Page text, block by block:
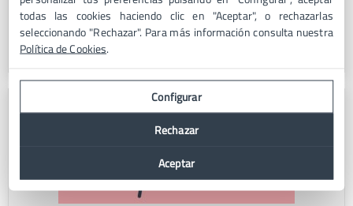
migración gratis y soporte técnico 24x7.
todas las cookies haciendo clic en "Aceptar", o rechazarlas
seleccionando "Rechazar". Para más información consulta nuestra
Política de Cookies.
Configurar
Rechazar
Aceptar